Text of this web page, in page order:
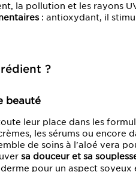
la pollution et les rayons
: antioxydant, il
?
beauté
leur place dans les
les sérums ou encore
de soins à l'aloé vera
sa douceur et sa
pour un aspect soyeux